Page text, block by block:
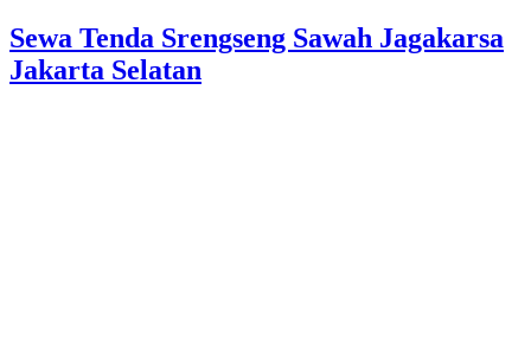
Sewa Tenda Srengseng Sawah Jagakarsa
Jakarta Selatan